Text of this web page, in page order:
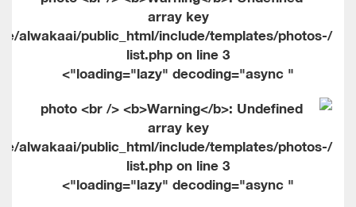
alwakaai/public_html/include/templates/photos-
list.php on line3
" loading="lazy" decoding="async">
alwakaai/public_html/include/templates/photos-
list.php on line3
" loading="lazy" decoding="async">